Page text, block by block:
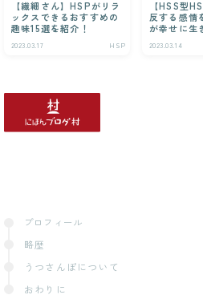
【繊細さん】HSPがリラ
ックスできるおすすめの
趣味15選を紹介！
2023.03.17 HSP
【HSS型
反する感情
が幸せに生
2023.03.14
プロフィール
略歴
うつさんぽについて
おわりに